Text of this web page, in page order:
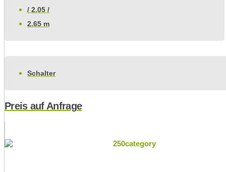
/ 2.05 /
2.65 m
Schalter
Preis auf Anfrage